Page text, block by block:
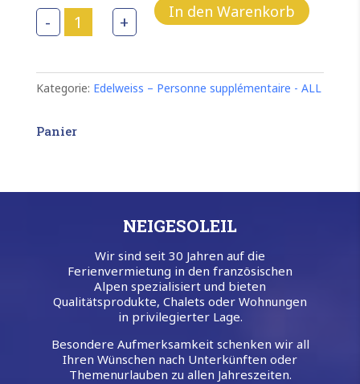
- Zusätzliche
Person
-
(Herbst)
-
Kind
6
Jahre)
+ In den Warenkorb
Kategorie: Edelweiss – Personne supplémentaire - ALL
Panier
NEIGESOLEIL
Wir sind seit 30 Jahren auf die
Ferienvermietung in den französischen
Alpen spezialisiert und bieten
Qualitätsprodukte, Chalets oder Wohnungen
in privilegierter Lage.
Besondere Aufmerksamkeit schenken wir all
Ihren Wünschen nach Unterkünften oder
Themenurlauben zu allen Jahreszeiten.